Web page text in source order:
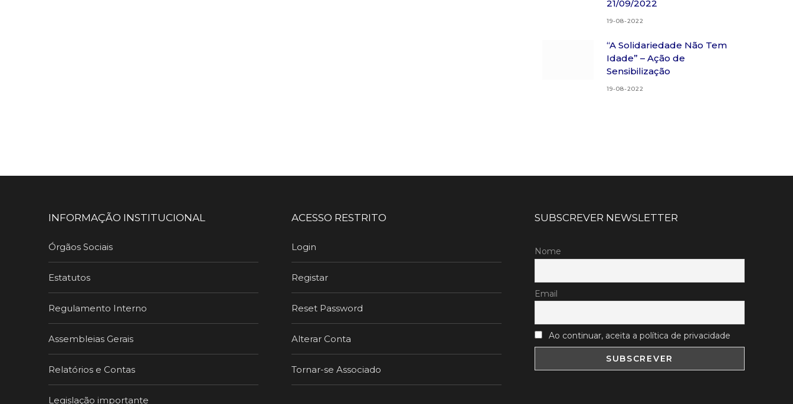
21/09/2022
19-08-2022
“A Solidariedade Não Tem
Idade” – Ação de
Sensibilização
19-08-2022
INFORMAÇÃO INSTITUCIONAL
Órgãos Sociais
Estatutos
Regulamento Interno
Assembleias Gerais
Relatórios e Contas
Legislação importante
ACESSO RESTRITO
Login
Registar
Reset Password
Alterar Conta
Tornar-se Associado
SUBSCREVER NEWSLETTER
Nome
Email
Ao continuar, aceita a política de privacidade